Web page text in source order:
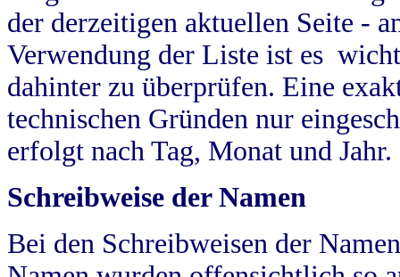
der derzeitigen aktuellen Seite -
Verwendung der Liste ist es
dahinter zu überprüfen. Eine
technischen Gründen nur
erfolgt nach Tag, Monat und Jahr.
Schreibweise der Namen
Bei den Schreibweisen der